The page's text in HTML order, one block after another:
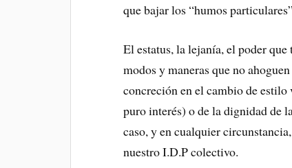
que bajar los “humos
El estatus, la lejanía, el poder
modos y maneras que no
concreción en el cambio de
puro interés) o de la dignidad de
caso, y en cualquier
nuestro I.D.P colectivo.